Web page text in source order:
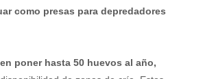
como presas para depredadores
poner hasta 50 huevos al año,